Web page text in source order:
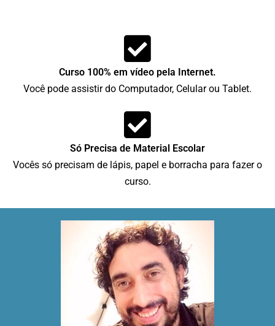
Curso 100% em vídeo pela Internet.
Você pode assistir do Computador, Celular ou Tablet.
Só Precisa de Material Escolar
Vocês só precisam de lápis, papel e borracha para fazer o
curso.